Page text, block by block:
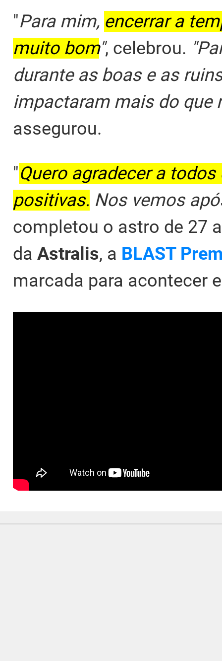
"Para mim, encerrar a
muito bom", celebrou.
durante as boas e as
impactaram mais do que
assegurou.
"Quero agradecer a
positivas. Nos vemos
completou o astro de 27
da Astralis, a BLAST
marcada para acontecer